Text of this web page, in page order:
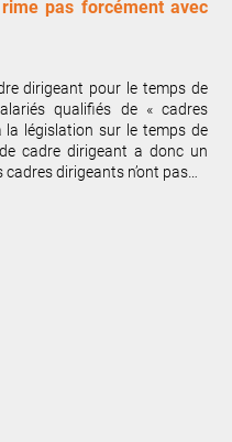
pas forcément avec
dirigeant pour le temps de
qualifiés de « cadres
législation sur le temps de
cadre dirigeant a donc un
dirigeants n’ont pas…